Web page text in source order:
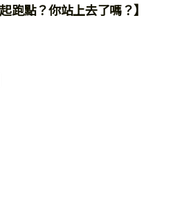
跑點？你站上去了嗎？】